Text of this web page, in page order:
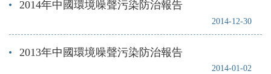
2014-12-30
2014年中國環境噪聲污染防治報告
2014-01-02
2013年中國環境噪聲污染防治報告